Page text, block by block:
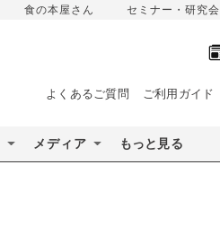
食の本屋さん セミナー・研究会
よくあるご質問 ご利用ガイド
メディア もっと見る